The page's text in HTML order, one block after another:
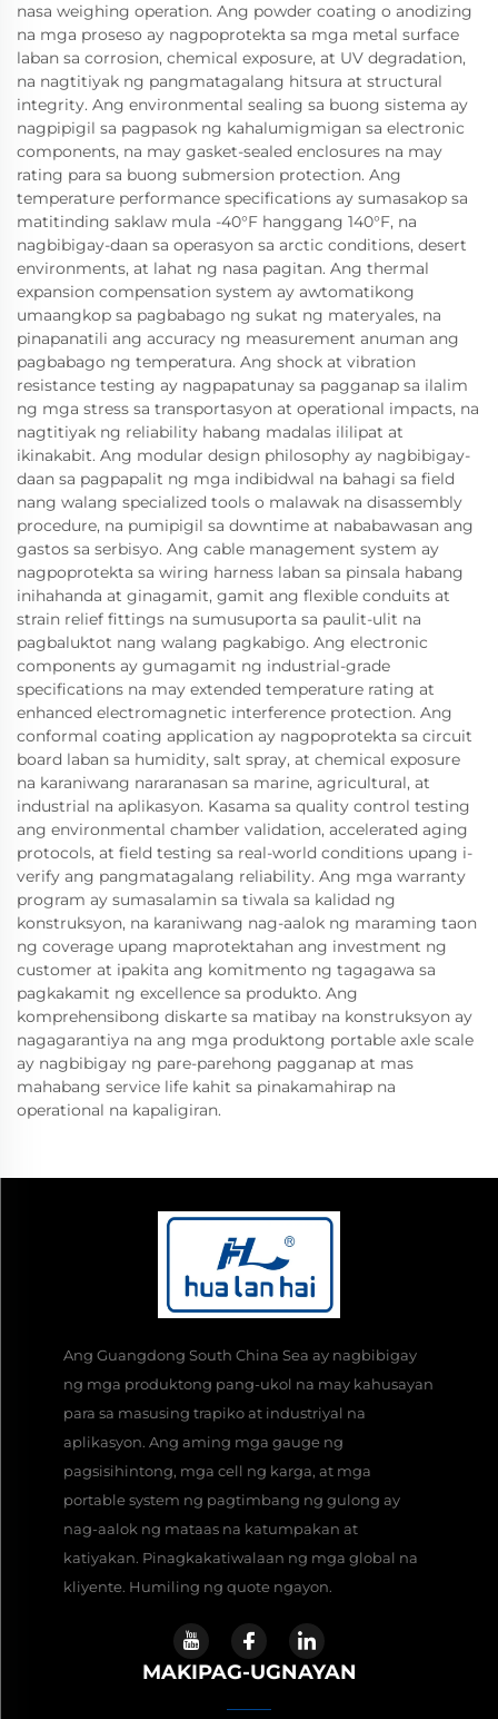
nasa weighing operation. Ang powder coating o anodizing
na mga proseso ay nagpoprotekta sa mga metal surface
laban sa corrosion, chemical exposure, at UV degradation,
na nagtitiyak ng pangmatagalang hitsura at structural
integrity. Ang environmental sealing sa buong sistema ay
nagpipigil sa pagpasok ng kahalumigmigan sa electronic
components, na may gasket-sealed enclosures na may
rating para sa buong submersion protection. Ang
temperature performance specifications ay sumasakop sa
matitinding saklaw mula -40°F hanggang 140°F, na
nagbibigay-daan sa operasyon sa arctic conditions, desert
environments, at lahat ng nasa pagitan. Ang thermal
expansion compensation system ay awtomatikong
umaangkop sa pagbabago ng sukat ng materyales, na
pinapanatili ang accuracy ng measurement anuman ang
pagbabago ng temperatura. Ang shock at vibration
resistance testing ay nagpapatunay sa pagganap sa ilalim
ng mga stress sa transportasyon at operational impacts, na
nagtitiyak ng reliability habang madalas ililipat at
ikinakabit. Ang modular design philosophy ay nagbibigay-
daan sa pagpapalit ng mga indibidwal na bahagi sa field
nang walang specialized tools o malawak na disassembly
procedure, na pumipigil sa downtime at nababawasan ang
gastos sa serbisyo. Ang cable management system ay
nagpoprotekta sa wiring harness laban sa pinsala habang
inihahanda at ginagamit, gamit ang flexible conduits at
strain relief fittings na sumusuporta sa paulit-ulit na
pagbaluktot nang walang pagkabigo. Ang electronic
components ay gumagamit ng industrial-grade
specifications na may extended temperature rating at
enhanced electromagnetic interference protection. Ang
conformal coating application ay nagpoprotekta sa circuit
board laban sa humidity, salt spray, at chemical exposure
na karaniwang nararanasan sa marine, agricultural, at
industrial na aplikasyon. Kasama sa quality control testing
ang environmental chamber validation, accelerated aging
protocols, at field testing sa real-world conditions upang i-
verify ang pangmatagalang reliability. Ang mga warranty
program ay sumasalamin sa tiwala sa kalidad ng
konstruksyon, na karaniwang nag-aalok ng maraming taon
ng coverage upang maprotektahan ang investment ng
customer at ipakita ang komitmento ng tagagawa sa
pagkakamit ng excellence sa produkto. Ang
komprehensibong diskarte sa matibay na konstruksyon ay
nagagarantiya na ang mga produktong portable axle scale
ay nagbibigay ng pare-parehong pagganap at mas
mahabang service life kahit sa pinakamahirap na
operational na kapaligiran.
Ang Guangdong South China Sea ay nagbibigay
ng mga produktong pang-ukol na may kahusayan
para sa masusing trapiko at industriyal na
aplikasyon. Ang aming mga gauge ng
pagsisihintong, mga cell ng karga, at mga
portable system ng pagtimbang ng gulong ay
nag-aalok ng mataas na katumpakan at
katiyakan. Pinagkakatiwalaan ng mga global na
kliyente. Humiling ng quote ngayon.
MAKIPAG-UGNAYAN